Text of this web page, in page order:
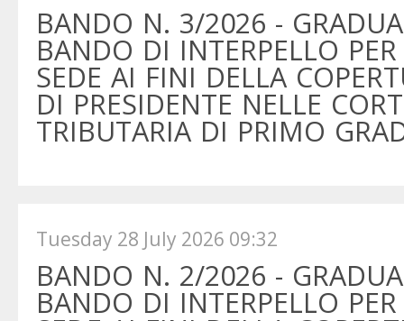
BANDO N. 3/2026 -
BANDO DI INTERPELLO
SEDE AI FINI DELLA
DI PRESIDENTE NELLE
TRIBUTARIA DI PRIMO
Tuesday 28 July 2026 09:32
BANDO N. 2/2026 -
BANDO DI INTERPELLO